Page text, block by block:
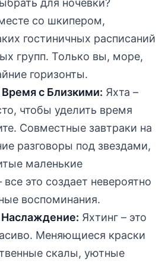
для ночевки?
со шкипером,
гостиничных расписаний
групп. Только вы, море,
горизонты.
с Близкими: Яхта –
чтобы уделить время
Совместные завтраки на
разговоры под звездами,
маленькие
это создает невероятно
воспоминания.
Наслаждение: Яхтинг – это
Меняющиеся краски
скалы, уютные